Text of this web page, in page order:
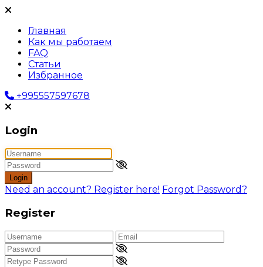
Главная
Как мы работаем
FAQ
Статьи
Избранное
+995557597678
Login
Login
Need an account? Register here! Forgot Password?
Register